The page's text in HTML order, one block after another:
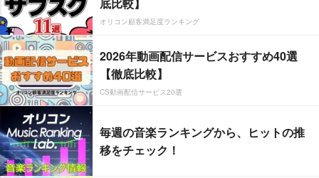
底比較】
オリコン顧客満足度ランキング
2026年動画配信サービスおすすめ40選
【徹底比較】
CS動画配信サービス20選
毎週の音楽ランキングから、ヒットの推
移をチェック！